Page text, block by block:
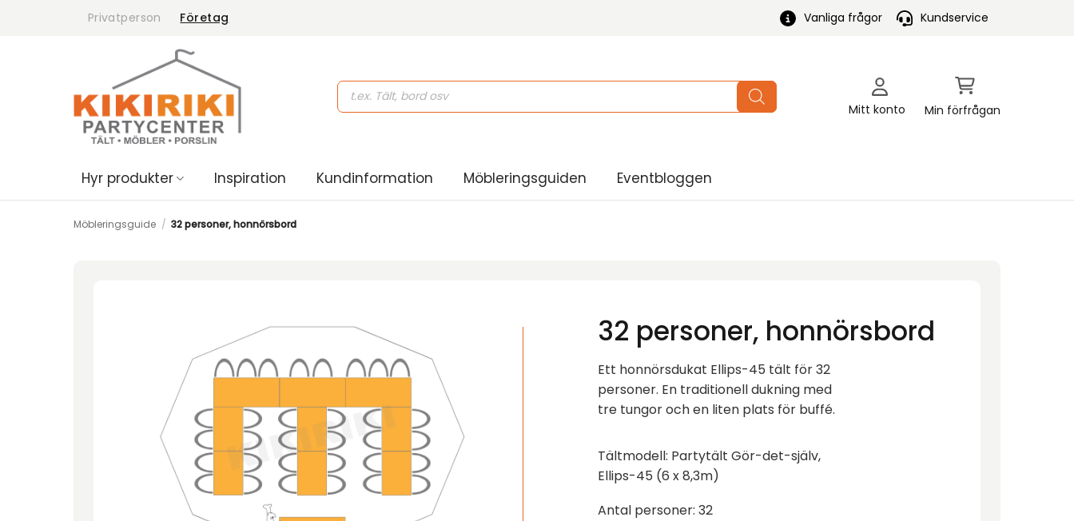
Privatperson Företag Vanliga frågor Kundservice
Products
search
Mitt konto Min förfrågan
Hyr produkter Inspiration Kundinformation Möbleringsguiden Eventbloggen
Möbleringsguide / 32 personer, honnörsbord
32 personer, honnörsbord
Ett honnörsdukat Ellips-45 tält för 32
personer. En traditionell dukning med
tre tungor och en liten plats för buffé.
Tältmodell: Partytält Gör-det-själv,
Ellips-45 (6 x 8,3m)
Antal personer: 32